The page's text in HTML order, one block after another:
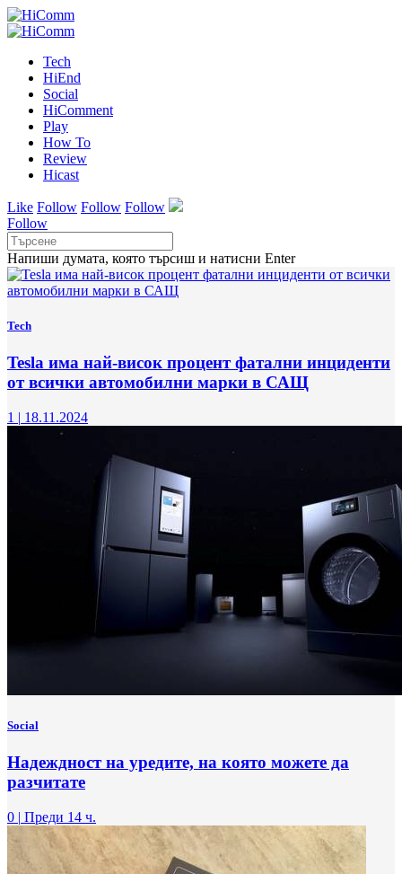
Tech
HiEnd
Social
HiComment
Play
How To
Review
Hicast
Like Follow Follow Follow
Follow
Напиши думата, която търсиш и натисни Enter
Tech
Tesla има най-висок процент фатални инциденти
от всички автомобилни марки в САЩ
1 | 18.11.2024
Social
Надеждност на уредите, на която можете да
разчитате
0 | Преди 14 ч.